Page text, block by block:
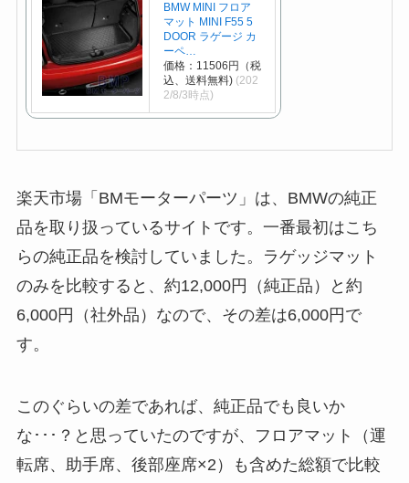
BMW MINI フロア
マット MINI F55 5
DOOR ラゲージ カ
ーペ…
価格：11506円（税
込、送料無料) (202
2/8/3時点)
楽天市場「BMモーターパーツ」は、BMWの純正
品を取り扱っているサイトです。一番最初はこち
らの純正品を検討していました。ラゲッジマット
のみを比較すると、約12,000円（純正品）と約
6,000円（社外品）なので、その差は6,000円で
す。
このぐらいの差であれば、純正品でも良いか
な･･･？と思っていたのですが、フロアマット（運
転席、助手席、後部座席×2）も含めた総額で比較